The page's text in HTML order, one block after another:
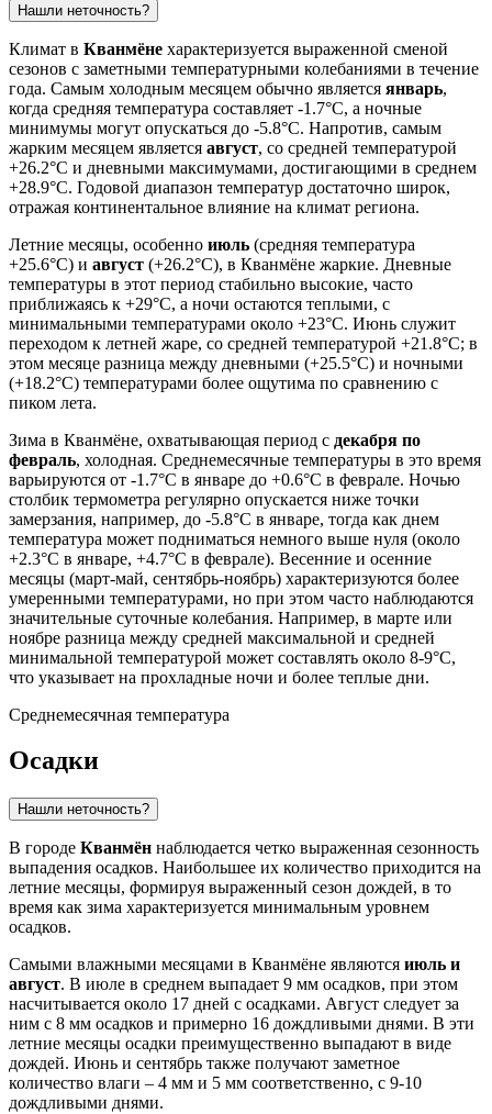
Нашли неточность?
Климат в Кванмёне характеризуется выраженной сменой
сезонов с заметными температурными колебаниями в течение
года. Самым холодным месяцем обычно является январь,
когда средняя температура составляет -1.7°C, а ночные
минимумы могут опускаться до -5.8°C. Напротив, самым
жарким месяцем является август, со средней температурой
+26.2°C и дневными максимумами, достигающими в среднем
+28.9°C. Годовой диапазон температур достаточно широк,
отражая континентальное влияние на климат региона.
Летние месяцы, особенно июль (средняя температура
+25.6°C) и август (+26.2°C), в Кванмёне жаркие. Дневные
температуры в этот период стабильно высокие, часто
приближаясь к +29°C, а ночи остаются теплыми, с
минимальными температурами около +23°C. Июнь служит
переходом к летней жаре, со средней температурой +21.8°C; в
этом месяце разница между дневными (+25.5°C) и ночными
(+18.2°C) температурами более ощутима по сравнению с
пиком лета.
Зима в Кванмёне, охватывающая период с декабря по
февраль, холодная. Среднемесячные температуры в это время
варьируются от -1.7°C в январе до +0.6°C в феврале. Ночью
столбик термометра регулярно опускается ниже точки
замерзания, например, до -5.8°C в январе, тогда как днем
температура может подниматься немного выше нуля (около
+2.3°C в январе, +4.7°C в феврале). Весенние и осенние
месяцы (март-май, сентябрь-ноябрь) характеризуются более
умеренными температурами, но при этом часто наблюдаются
значительные суточные колебания. Например, в марте или
ноябре разница между средней максимальной и средней
минимальной температурой может составлять около 8-9°C,
что указывает на прохладные ночи и более теплые дни.
Среднемесячная температура
Осадки
Нашли неточность?
В городе Кванмён наблюдается четко выраженная сезонность
выпадения осадков. Наибольшее их количество приходится на
летние месяцы, формируя выраженный сезон дождей, в то
время как зима характеризуется минимальным уровнем
осадков.
Самыми влажными месяцами в Кванмёне являются июль и
август. В июле в среднем выпадает 9 мм осадков, при этом
насчитывается около 17 дней с осадками. Август следует за
ним с 8 мм осадков и примерно 16 дождливыми днями. В эти
летние месяцы осадки преимущественно выпадают в виде
дождей. Июнь и сентябрь также получают заметное
количество влаги – 4 мм и 5 мм соответственно, с 9-10
дождливыми днями.